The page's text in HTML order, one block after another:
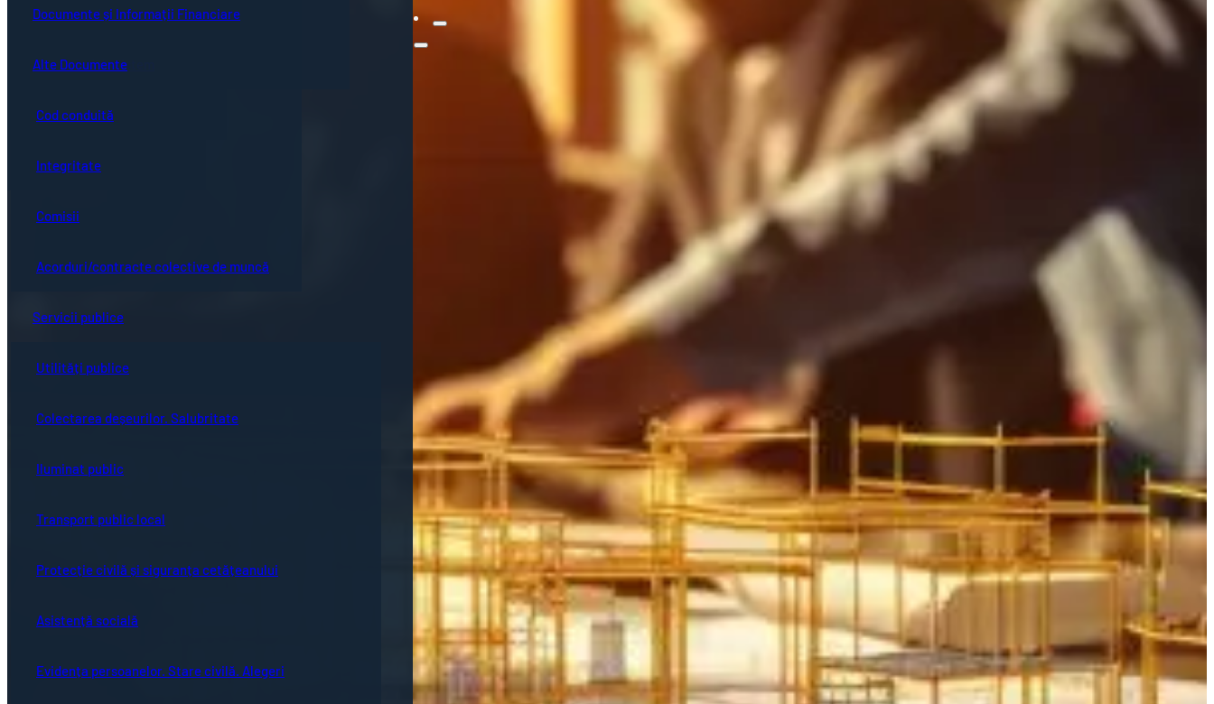
Guvernanță corporativă
Bistrița turistică
Evenimente locale
Hartă oraș
Ședințe online
Documente ședință
Hotărârile Consiliului Local
Concursuri
Proceduri de sistem
Cod conduită
Integritate
Comisii
Acorduri/contracte colective de muncă
Servicii publice
Utilități publice
Colectarea deșeurilor. Salubritate
Iluminat public
Transport public local
Protecție civilă și siguranța cetățeanului
Asistență socială
Evidența persoanelor. Stare civilă. Alegeri
Documente și Informații Financiare
Alte Documente